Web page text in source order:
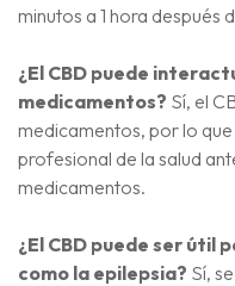
minutos a 1 hora después
¿El CBD puede
medicamentos? Sí, el
medicamentos, por lo
profesional de la salud
medicamentos.
¿El CBD puede ser
como la epilepsia? Sí,